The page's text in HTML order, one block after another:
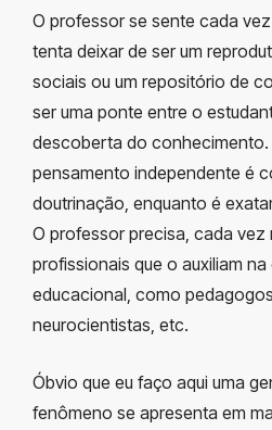
O professor se sente cada
tenta deixar de ser um
sociais ou um repositório de
ser uma ponte entre o
descoberta do conhecimento.
pensamento independente é
doutrinação, enquanto é
O professor precisa, cada vez
profissionais que o auxiliam
educacional, como
neurocientistas, etc.
Óbvio que eu faço aqui uma
fenômeno se apresenta em